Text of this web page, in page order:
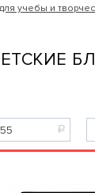
учебы и